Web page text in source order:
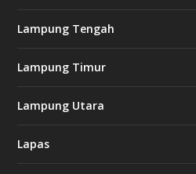
Lampung Tengah
Lampung Timur
Lampung Utara
Lapas